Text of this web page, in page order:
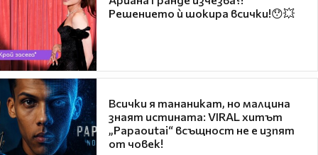
Решението ѝ шокира всички!😯💥
Всички я тананикат, но малцина
знаят истината: VIRAL хитът
„Papaoutai“ всъщност не е изпят
от човек!